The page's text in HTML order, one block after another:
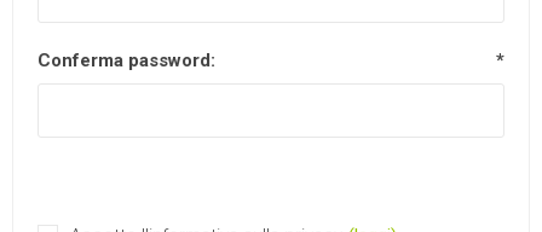
Conferma password: *